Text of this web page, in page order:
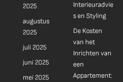
2025
augustus
2025
juli 2025
juni 2025
mei 2025
Interieuradvie
s en Styling
De Kosten
van het
Inrichten van
een
Appartement: